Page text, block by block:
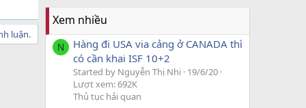
luận.
Xem nhiều
N
Hàng đi USA via cảng ở CANADA thì
có cần khai ISF 10+2
Started by Nguyễn Thị Nhi 19/6/20
Lượt xem: 692K
Thủ tục hải quan